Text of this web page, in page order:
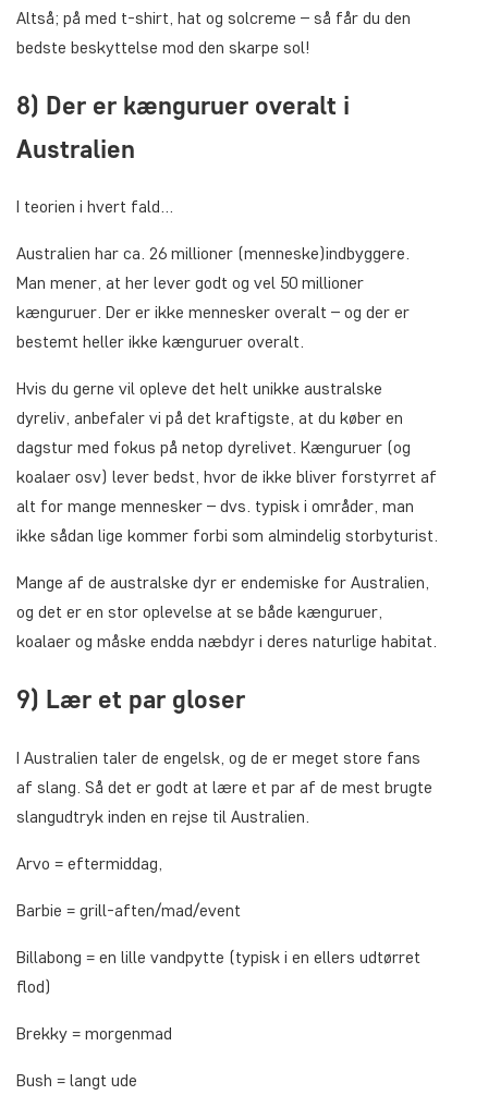
Altså; på med t-shirt, hat og solcreme – så får du den
bedste beskyttelse mod den skarpe sol!
8) Der er kænguruer overalt i
Australien
I teorien i hvert fald…
Australien har ca. 26 millioner (menneske)indbyggere.
Man mener, at her lever godt og vel 50 millioner
kænguruer. Der er ikke mennesker overalt – og der er
bestemt heller ikke kænguruer overalt.
Hvis du gerne vil opleve det helt unikke australske
dyreliv, anbefaler vi på det kraftigste, at du køber en
dagstur med fokus på netop dyrelivet. Kænguruer (og
koalaer osv) lever bedst, hvor de ikke bliver forstyrret af
alt for mange mennesker – dvs. typisk i områder, man
ikke sådan lige kommer forbi som almindelig storbyturist.
Mange af de australske dyr er endemiske for Australien,
og det er en stor oplevelse at se både kænguruer,
koalaer og måske endda næbdyr i deres naturlige habitat.
9) Lær et par gloser
I Australien taler de engelsk, og de er meget store fans
af slang. Så det er godt at lære et par af de mest brugte
slangudtryk inden en rejse til Australien.
Arvo = eftermiddag,
Barbie = grill-aften/mad/event
Billabong = en lille vandpytte (typisk i en ellers udtørret
flod)
Brekky = morgenmad
Bush = langt ude